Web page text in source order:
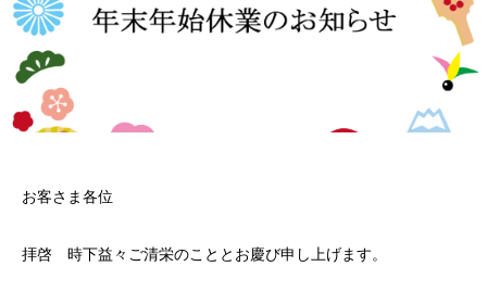
お客さま各位
拝啓 時下益々ご清栄のこととお慶び申し上げます。